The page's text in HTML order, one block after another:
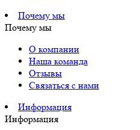
Почему мы
Почему мы
О компании
Наша команда
Отзывы
Связаться с нами
Информация
Информация